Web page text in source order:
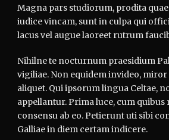
Magna pars studiorum, prodita
iudice vincam, sunt in culpa qui
lacus vel augue laoreet rutrum
Nihilne te nocturnum praesidium
vigiliae. Non equidem invideo,
aliquet. Qui ipsorum lingua Celtae,
appellantur. Prima luce, cum quibus
consensu ab eo. Petierunt uti sibi
Galliae in diem certam indicere.